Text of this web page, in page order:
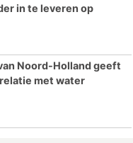
in te leveren op
Noord-Holland geeft
met water